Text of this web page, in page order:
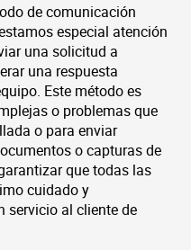
de comunicación
especial atención
una solicitud a
una respuesta
Este método es
o problemas que
o para enviar
o capturas de
que todas las
cuidado y
servicio al cliente de